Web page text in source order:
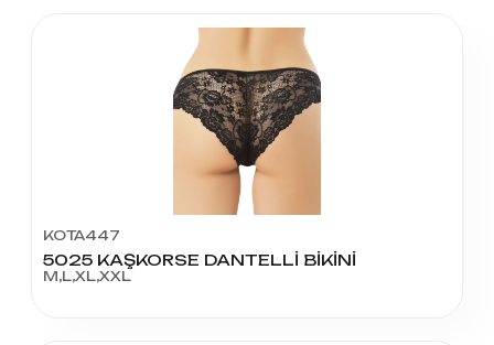
KOTA447
5025 KAŞKORSE DANTELLİ BİKİNİ
M,L,XL,XXL